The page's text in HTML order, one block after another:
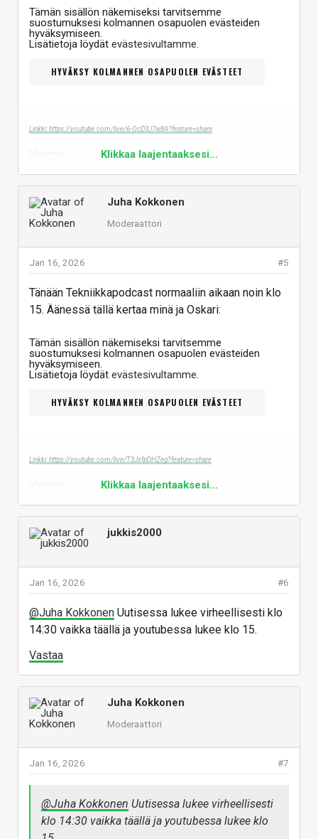
Tämän sisällön näkemiseksi tarvitsemme
suostumuksesi kolmannen osapuolen evästeiden
hyväksymiseen.
Lisätietoja löydät evästesivultamme
HYVÄKSY KOLMANNEN OSAPUOLEN EVÄSTEET
Linkki: https://youtube.com/live/6-OcD3J7w8A?feature=share
Klikkaa laajentaaksesi...
Juha Kokkonen
Moderaattori
#5
Jan 16, 2026
Tänään Tekniikkapodcast normaaliin aikaan noin klo
15. Äänessä tällä kertaa minä ja Oskari:
Tämän sisällön näkemiseksi tarvitsemme
suostumuksesi kolmannen osapuolen evästeiden
hyväksymiseen.
Lisätietoja löydät evästesivultamme
HYVÄKSY KOLMANNEN OSAPUOLEN EVÄSTEET
Linkki: https://youtube.com/live/T3JxfpDHZeg?feature=share
Klikkaa laajentaaksesi...
jukkis2000
#6
Jan 16, 2026
@Juha Kokkonen Uutisessa lukee virheellisesti klo
14:30 vaikka täällä ja youtubessa lukee klo 15.
Vastaa
Juha Kokkonen
Moderaattori
#7
Jan 16, 2026
@Juha Kokkonen Uutisessa lukee virheellisesti
klo 14:30 vaikka täällä ja youtubessa lukee klo